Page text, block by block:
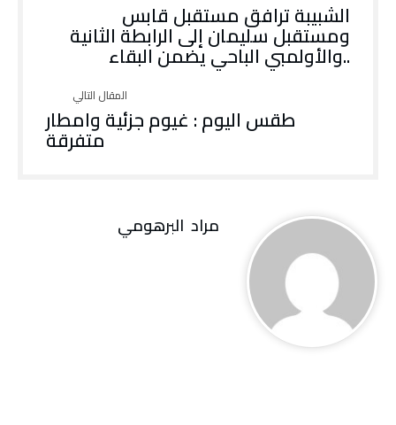
‬ومستقبل‭ ‬سليمان‭ ‬إلى‭ ‬الرابطة‭ ‬الثانية
‭..‬والأولمبي‭ ‬الباحي‭ ‬يضمن‭ ‬البقاء‭ ‬
طقس اليوم : غيوم جزئية وامطار
متفرقة
مراد‭ ‬ البرهومي